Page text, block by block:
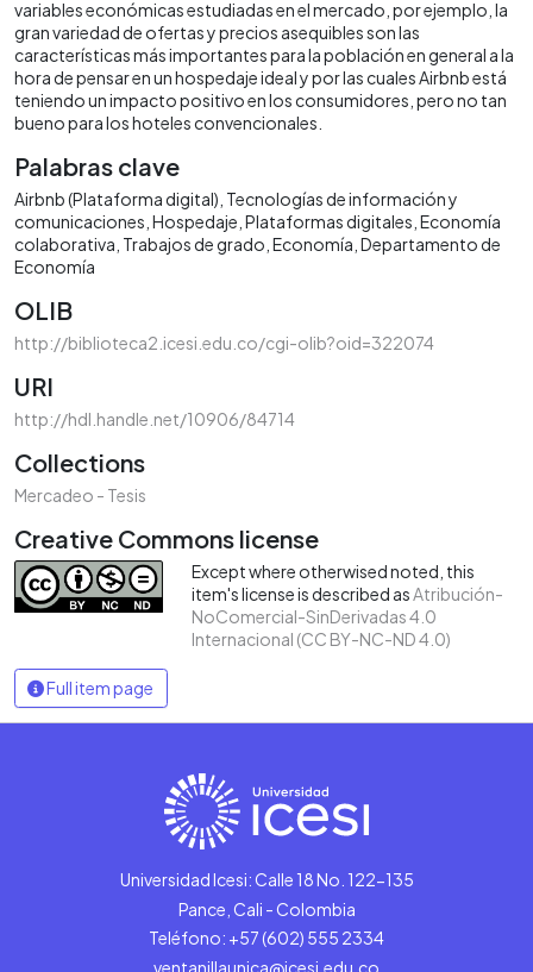
variables económicas estudiadas en el mercado, por ejemplo, la
gran variedad de ofertas y precios asequibles son las
características más importantes para la población en general a la
hora de pensar en un hospedaje ideal y por las cuales Airbnb está
teniendo un impacto positivo en los consumidores, pero no tan
bueno para los hoteles convencionales.
Palabras clave
Airbnb (Plataforma digital) Tecnologías de información y
comunicaciones Hospedaje Plataformas digitales Economía
colaborativa Trabajos de grado Economía Departamento de
Economía
OLIB
http://biblioteca2.icesi.edu.co/cgi-olib?oid=322074
URI
http://hdl.handle.net/10906/84714
Collections
Mercadeo - Tesis
Creative Commons license
Except where otherwised noted, this
item's license is described asAtribución-
NoComercial-SinDerivadas 4.0
Internacional (CC BY-NC-ND 4.0)
Full item page
Universidad Icesi: Calle 18 No. 122-135
Pance, Cali - Colombia
Teléfono: +57 (602) 555 2334
ventanillaunica@icesi.edu.co